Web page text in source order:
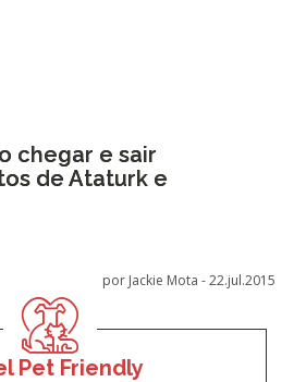
chegar e sair
de Ataturk e
por Jackie Mota -22.jul.2015
Pet Friendly